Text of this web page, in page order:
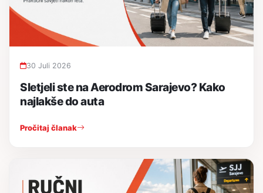
30 Juli 2026
Sletjeli ste na Aerodrom Sarajevo? Kako
najlakše do auta
Pročitaj članak